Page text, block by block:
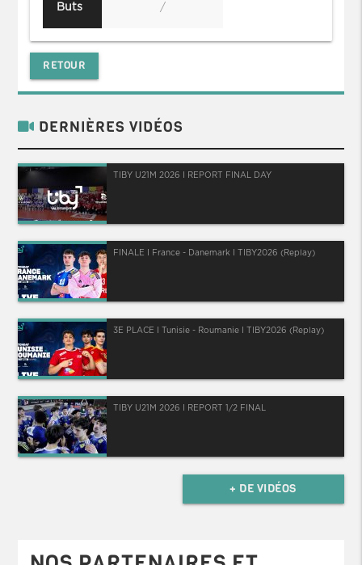
Buts /
RETOUR
DERNIÈRES VIDÉOS
TIBY U21M 2026 I REPORT FINAL DAY
FINALE I France - Danemark I TIBY2026 (Replay)
3E PLACE I Tunisie - Roumanie I TIBY2026 (Replay)
TIBY U21M 2026 I REPORT 1/2 FINAL
+ DE VIDÉOS